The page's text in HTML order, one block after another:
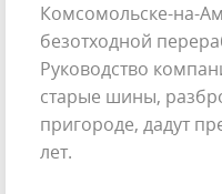
Комсомольске-на-
безотходной
Руководство
старые шины,
пригороде, дадут
лет.